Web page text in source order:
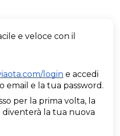
e veloce con il
login e accedi
email e la tua password.
per la prima volta, la
diventerà la tua nuova